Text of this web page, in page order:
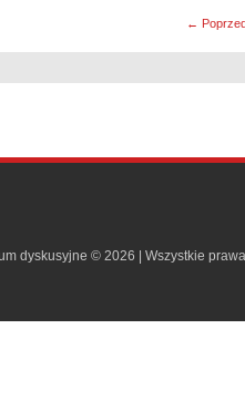
←
dyskusyjne © 2026 | Wszystkie